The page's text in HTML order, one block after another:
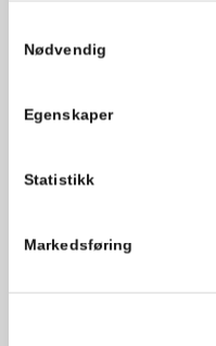
Nødvendig
Egenskaper
Statistikk
Markedsføring